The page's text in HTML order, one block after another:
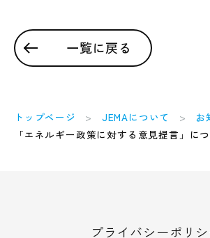
一覧に戻る
トップページ JEMAについて
お
「エネルギー政策に対する意見提言」に
プライバシーポリ